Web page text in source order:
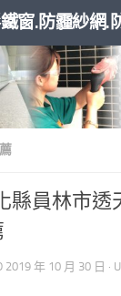
縣員林市透
2019 年 10 月 30 日 ·